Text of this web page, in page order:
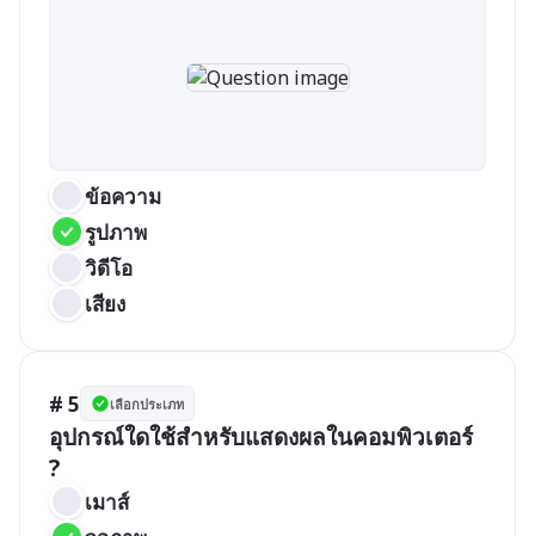
ข้อความ
รูปภาพ
วิดีโอ
เสียง
# 5 เลือกประเภท
อุปกรณ์ใดใช้สำหรับแสดงผลในคอมพิวเตอร์
?
เมาส์